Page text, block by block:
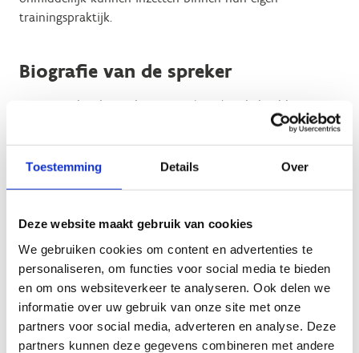
Toestemming Details Over
Deze website maakt gebruik van cookies
We gebruiken cookies om content en advertenties te
personaliseren, om functies voor social media te bieden
en om ons websiteverkeer te analyseren. Ook delen we
informatie over uw gebruik van onze site met onze
partners voor social media, adverteren en analyse. Deze
partners kunnen deze gegevens combineren met andere
trainingspraktijk.
Biografie van de spreker
Cajsa Tonoli is kinesitherapeute (2010) en behaalde in 2014
haar doctoraat binnen LOBW en REVAKI aan de Vrije
Universiteit Brussel en de Université 2 Lille, Frankrijk,
waarin ze de invloed van diverse vormen van fysieke
Nadien heeft ze aan de Universiteit van Gent, Brazilië, en
KU Leuven gewerkt, en stond ze ook deeltijds als (sport-
en bekkenbodem-)kinesitherapeut in de praktijk. Dankzij
haar jarenlange klinische ervaring blijft ze nauw
verbonden met de praktijk en de noden van patiënten en
sporters.